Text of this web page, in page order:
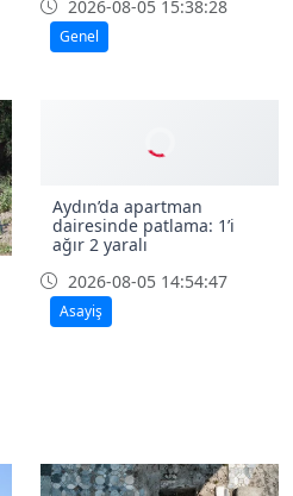
2026-08-05 15:38:28
Genel
Aydın’da apartman
dairesinde patlama: 1’i
ağır 2 yaralı
2026-08-05 14:54:47
Asayiş